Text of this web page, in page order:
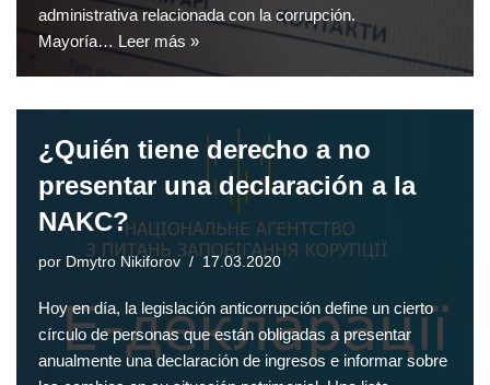
administrativa relacionada con la corrupción.
Mayoría… Leer más »
¿Quién tiene derecho a no
presentar una declaración a la
NAKC?
por Dmytro Nikiforov 17.03.2020
Hoy en día, la legislación anticorrupción define un cierto
círculo de personas que están obligadas a presentar
anualmente una declaración de ingresos e informar sobre